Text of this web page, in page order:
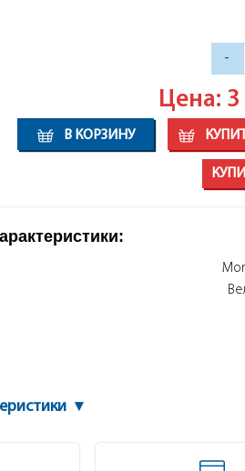
-
Цена: 3
В КОРЗИНУ
▾